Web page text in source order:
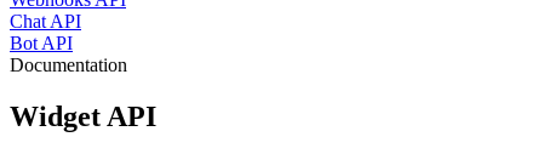
Chat API
Bot API
Documentation
Widget API